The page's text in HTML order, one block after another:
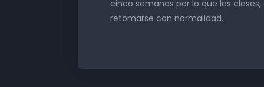
cinco semanas por lo que las
retomarse con normalidad.